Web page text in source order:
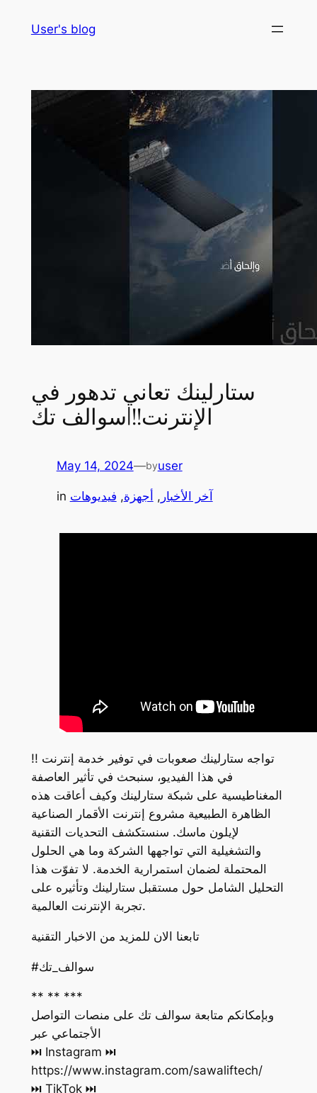
User's blog
ستارلينك تعاني تدهور في
الإنترنت!!|سوالف تك
May 14, 2024—byuser
in آخر الأخبار , أجهزة, فيديوهات
تواجه ستارلينك صعوبات في توفير خدمة إنترنت !!
في هذا الفيديو، سنبحث في تأثير العاصفة
المغناطيسية على شبكة ستارلينك وكيف أعاقت هذه
الظاهرة الطبيعية مشروع إنترنت الأقمار الصناعية
لإيلون ماسك. سنستكشف التحديات التقنية
والتشغيلية التي تواجهها الشركة وما هي الحلول
المحتملة لضمان استمرارية الخدمة. لا تفوّت هذا
التحليل الشامل حول مستقبل ستارلينك وتأثيره على
تجربة الإنترنت العالمية.
تابعنا الان للمزيد من الاخبار التقنية
#سوالف_تك
** ** ***
وبإمكانكم متابعة سوالف تك على منصات التواصل
الأجتماعي عبر
https://www.instagram.com/sawaliftech/